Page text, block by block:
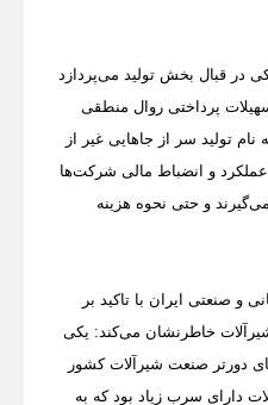
در قبال بخش تولید می‌پردازد
پرداختی روال منطقی
تولید سر از جاهایی غیر از
عملکرد و انضباط مالی شرکت‌ها
و حتی نحوه هزینه
صنعتی ایران با تاکید بر
خاطرنشان می‌کند: یکی
دورتر صنعت شیرآلات کشور
دارای سرب زیاد بود که به